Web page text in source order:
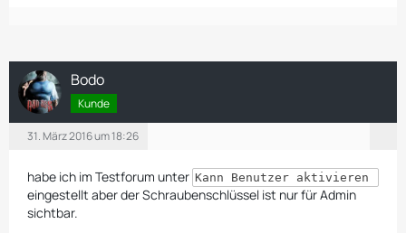
Bodo
Kunde
31. März 2016 um 18:26
habe ich im Testforum unter Kann Benutzer aktivieren
eingestellt aber der Schraubenschlüssel ist nur für Admin
sichtbar.